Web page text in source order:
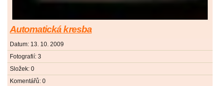
Automatická kresba
Datum: 13. 10. 2009
Fotografií: 3
Složek: 0
Komentářů: 0